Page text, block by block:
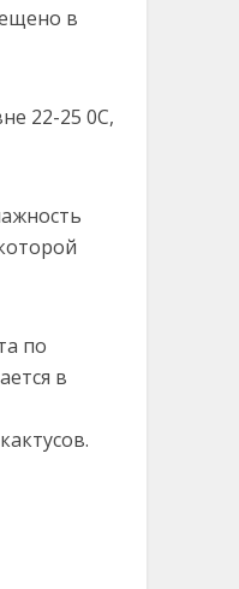
в
22-25 0С,
по
в